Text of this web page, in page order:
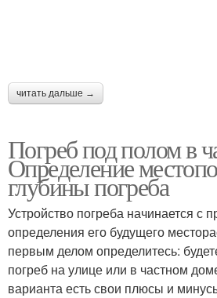
Погреб в частном доме
Погреб в кухне
Дешевый погреб
читать дальше →
Погреб под полом в
Определение
глубины погреба
Устройство погреба начинается с
определения его будущего
первым делом определитесь:
погреб на улице или в частном
варианта есть свои плюсы и